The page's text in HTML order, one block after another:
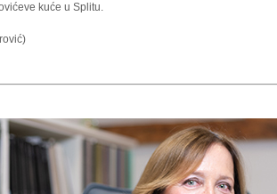
kuće u Splitu.